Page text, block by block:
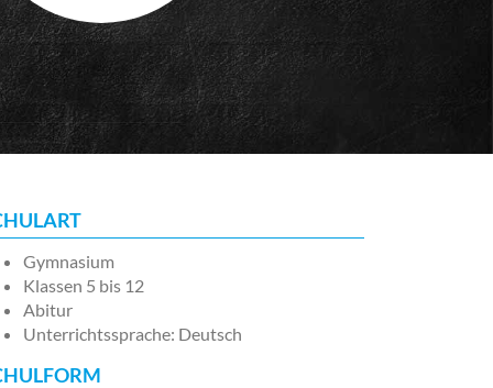
Gymnasium
Klassen 5 bis 12
Abitur
Unterrichtssprache: Deutsch